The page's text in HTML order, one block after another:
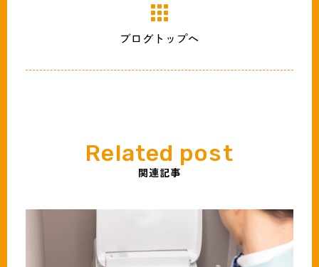
ブログトップへ
関連記事